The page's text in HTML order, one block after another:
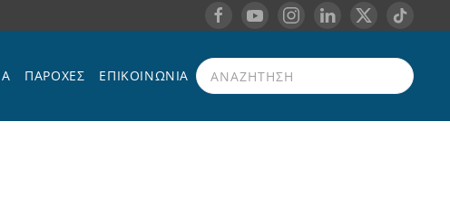
ΠΑΡΟΧΈΣ
ΕΠΙΚΟΙΝΩΝΊΑ